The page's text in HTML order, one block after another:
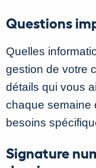
Questions
Quelles
gestion de votre
détails qui vous
chaque semaine
besoins
Signature